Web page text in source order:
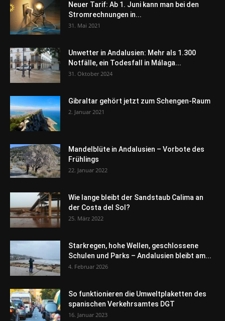
Neuer Tarif: Ab 1. Juni kann man bei den
Stromrechnungen in...
31. Mai 2021
Unwetter in Andalusien: Mehr als 1.300
Notfälle, ein Todesfall in Málaga...
31. Oktober 2024
Gibraltar gehört jetzt zum Schengen-Raum
2. Januar 2021
Mandelblüte in Andalusien – Vorbote des
Frühlings
22. Januar 2022
Wie lange bleibt der Sandstaub Calima an
der Costa del Sol?
25. März 2022
Starkregen, hohe Wellen, geschlossene
Schulen und Parks – Andalusien bleibt am...
4. Februar 2026
So funktionieren die Umweltplaketten des
spanischen Verkehrsamtes DGT
16. Januar 2023